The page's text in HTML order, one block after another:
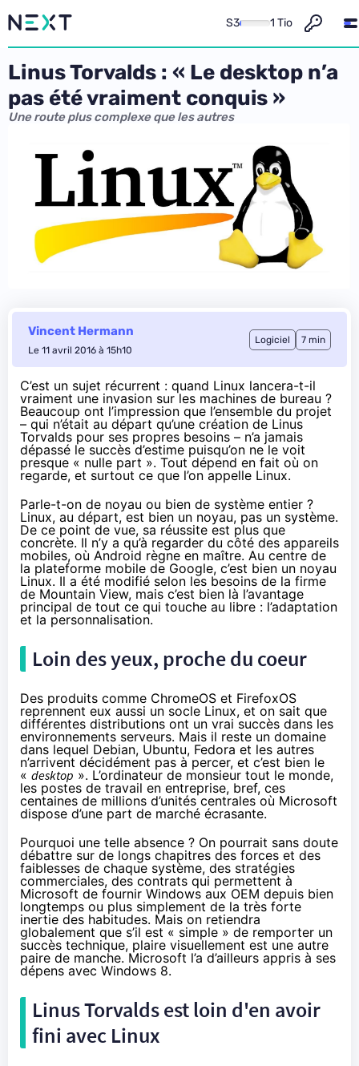
S3 1 Tio
Linus Torvalds : « Le desktop n’a
pas été vraiment conquis »
Une route plus complexe que les autres
Vincent Hermann
Le 11 avril 2016 à 15h10
Logiciel 7 min
C’est un sujet récurrent : quand Linux lancera-t-il
vraiment une invasion sur les machines de bureau ?
Beaucoup ont l’impression que l’ensemble du projet
– qui n’était au départ qu’une création de Linus
Torvalds pour ses propres besoins – n’a jamais
dépassé le succès d’estime puisqu’on ne le voit
presque « nulle part ». Tout dépend en fait où on
regarde, et surtout ce que l’on appelle Linux.
Parle-t-on de noyau ou bien de système entier ?
Linux, au départ, est bien un noyau, pas un système.
De ce point de vue, sa réussite est plus que
concrète. Il n’y a qu’à regarder du côté des appareils
mobiles, où Android règne en maître. Au centre de
la plateforme mobile de Google, c’est bien un noyau
Linux. Il a été modifié selon les besoins de la firme
de Mountain View, mais c’est bien là l’avantage
principal de tout ce qui touche au libre : l’adaptation
et la personnalisation.
Loin des yeux, proche du coeur
Des produits comme ChromeOS et FirefoxOS
reprennent eux aussi un socle Linux, et on sait que
différentes distributions ont un vrai succès dans les
environnements serveurs. Mais il reste un domaine
dans lequel Debian, Ubuntu, Fedora et les autres
n’arrivent décidément pas à percer, et c’est bien le
« desktop ». L’ordinateur de monsieur tout le monde,
les postes de travail en entreprise, bref, ces
centaines de millions d’unités centrales où Microsoft
dispose d’une part de marché écrasante.
Pourquoi une telle absence ? On pourrait sans doute
débattre sur de longs chapitres des forces et des
faiblesses de chaque système, des stratégies
commerciales, des contrats qui permettent à
Microsoft de fournir Windows aux OEM depuis bien
longtemps ou plus simplement de la très forte
inertie des habitudes. Mais on retiendra
globalement que s’il est « simple » de remporter un
succès technique, plaire visuellement est une autre
paire de manche. Microsoft l’a d’ailleurs appris à ses
dépens avec Windows 8.
Linus Torvalds est loin d'en avoir
fini avec Linux